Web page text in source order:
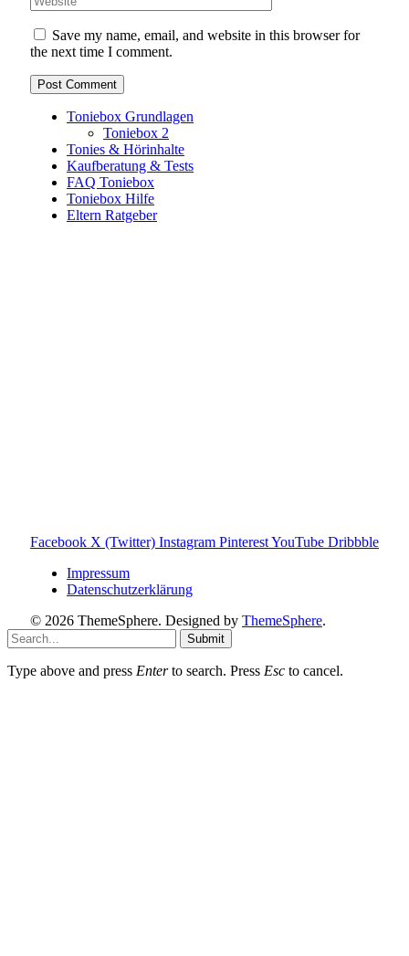
Save my name, email, and website in this browser for
the next time I comment.
Toniebox Grundlagen
Toniebox 2
Tonies & Hörinhalte
Kaufberatung & Tests
FAQ Toniebox
Toniebox Hilfe
Eltern Ratgeber
Facebook X (Twitter) Instagram PinterestYouTube Dribbble
Impressum
Datenschutzerklärung
© 2026 ThemeSphere. Designed by ThemeSphere.
Submit
Type above and press Enterto search. Press Esc to cancel.